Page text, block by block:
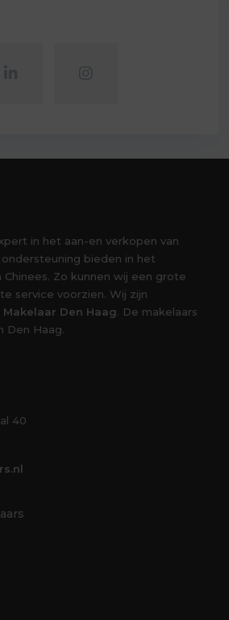
in het aan-en verkopen van
bieden in het
Chinees. Zo kunnen wij een grote
service voorzien. Wij zijn
Makelaar Den Haag. De makelaars
Den Haag.
40